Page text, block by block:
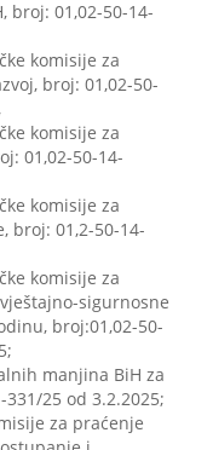
broj: 01,02-50-14-
komisije za
broj: 01,02-50-
komisije za
01,02-50-14-
komisije za
broj: 01,2-50-14-
komisije za
sigurnosne
broj:01,02-50-
manjina BiH za
25 od 3.2.2025;
za praćenje